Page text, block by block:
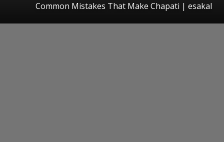
Common Mistakes That Make Chapati | esakal